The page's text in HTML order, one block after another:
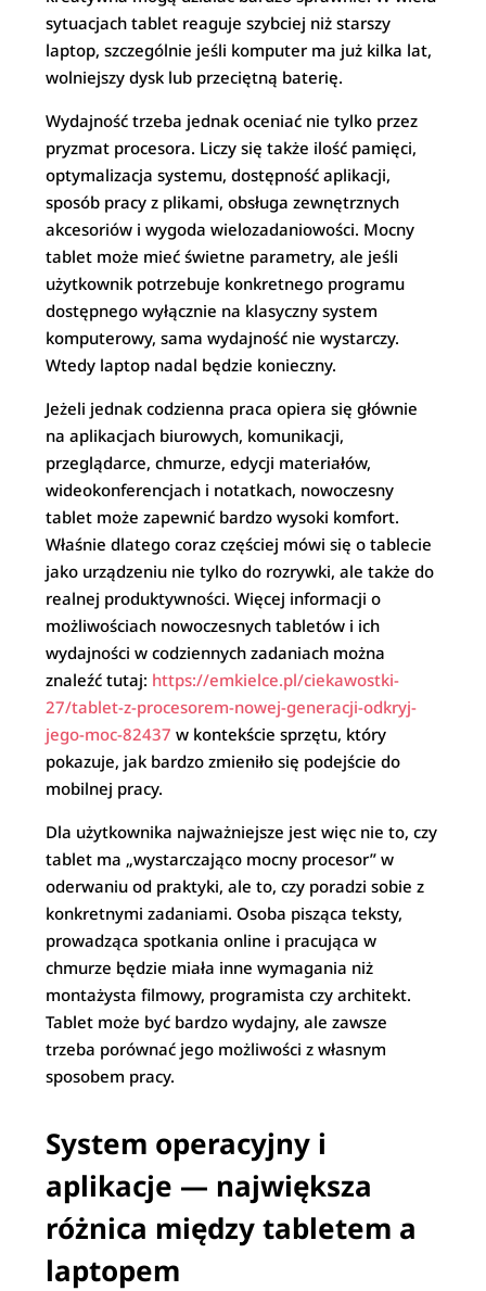
sytuacjach tablet reaguje szybciej niż starszy
laptop, szczególnie jeśli komputer ma już kilka lat,
wolniejszy dysk lub przeciętną baterię.
Wydajność trzeba jednak oceniać nie tylko przez
pryzmat procesora. Liczy się także ilość pamięci,
optymalizacja systemu, dostępność aplikacji,
sposób pracy z plikami, obsługa zewnętrznych
akcesoriów i wygoda wielozadaniowości. Mocny
tablet może mieć świetne parametry, ale jeśli
użytkownik potrzebuje konkretnego programu
dostępnego wyłącznie na klasyczny system
komputerowy, sama wydajność nie wystarczy.
Wtedy laptop nadal będzie konieczny.
Jeżeli jednak codzienna praca opiera się głównie
na aplikacjach biurowych, komunikacji,
przeglądarce, chmurze, edycji materiałów,
wideokonferencjach i notatkach, nowoczesny
tablet może zapewnić bardzo wysoki komfort.
Właśnie dlatego coraz częściej mówi się o tablecie
jako urządzeniu nie tylko do rozrywki, ale także do
realnej produktywności. Więcej informacji o
możliwościach nowoczesnych tabletów i ich
wydajności w codziennych zadaniach można
znaleźć tutaj: https://emkielce.pl/ciekawostki-
27/tablet-z-procesorem-nowej-generacji-odkryj-
jego-moc-82437 w kontekście sprzętu, który
pokazuje, jak bardzo zmieniło się podejście do
mobilnej pracy.
Dla użytkownika najważniejsze jest więc nie to, czy
tablet ma „wystarczająco mocny procesor” w
oderwaniu od praktyki, ale to, czy poradzi sobie z
konkretnymi zadaniami. Osoba pisząca teksty,
prowadząca spotkania online i pracująca w
chmurze będzie miała inne wymagania niż
montażysta filmowy, programista czy architekt.
Tablet może być bardzo wydajny, ale zawsze
trzeba porównać jego możliwości z własnym
sposobem pracy.
System operacyjny i
aplikacje — największa
różnica między tabletem a
laptopem